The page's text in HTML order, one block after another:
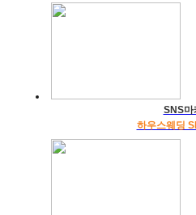
SNS마
하우스웨딩